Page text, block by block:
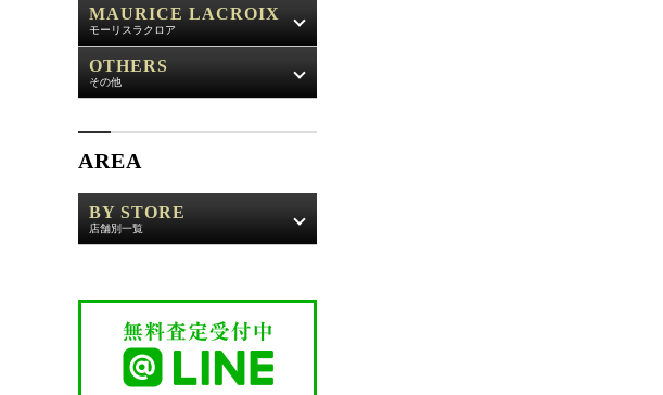
MAURICE LACROIX
モーリスラクロア
OTHERS
その他
AREA
BY STORE
店舗別一覧